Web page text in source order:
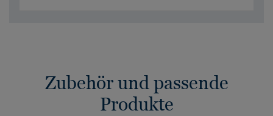
Zubehör und passende
Produkte